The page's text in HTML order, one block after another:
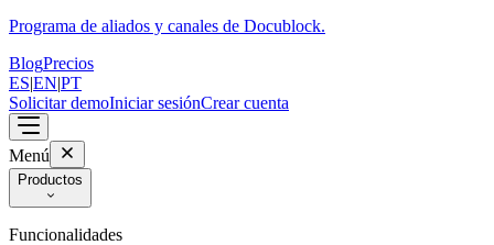
Programa de aliados y canales de Docublock.
BlogPrecios
ES|EN|PT
Solicitar demoIniciar sesiónCrear cuenta
Menú
Productos
Funcionalidades